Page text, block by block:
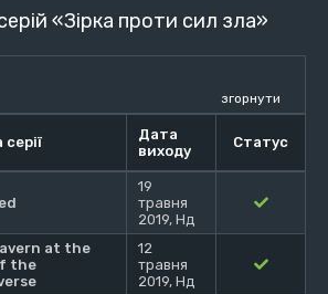
«Зірка проти сил зла»
згорнути
Дата
виходу
Статус
19
травня
2019, Нд
at the
the
12
травня
2019, Нд